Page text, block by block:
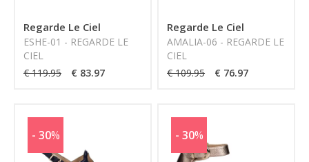
Regarde Le Ciel
ESHE-01 - REGARDE LE
CIEL
€ 119.95
€ 83.97
Regarde Le Ciel
AMALIA-06 - REGARDE LE
CIEL
€ 109.95
€ 76.97
- 30% - 30%